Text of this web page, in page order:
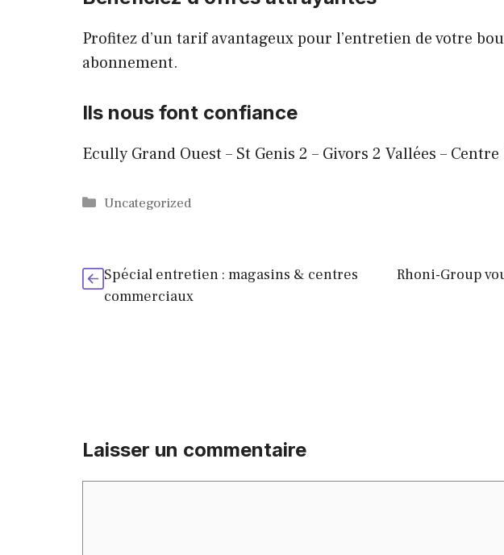
Profitez d’un tarif avantageux pour l’entretien de votre
abonnement.
Ils nous font confiance
Ecully Grand Ouest – St Genis 2 – Givors 2 Vallées –
Catégories
Uncategorized
Spécial entretien : magasins & centres
commerciaux
Rhoni-Group
Laisser un commentaire